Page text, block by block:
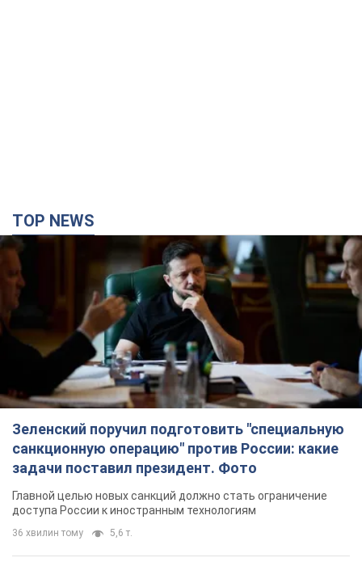
TOP NEWS
Зеленский поручил подготовить "специальную
санкционную операцию" против России: какие
задачи поставил президент. Фото
Главной целью новых санкций должно стать ограничение
доступа России к иностранным технологиям
36 хвилин тому 5,6 т.